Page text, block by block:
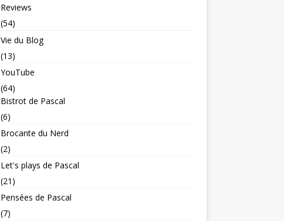
Reviews
(54)
Vie du Blog
(13)
YouTube
(64)
Bistrot de Pascal
(6)
Brocante du Nerd
(2)
Let's plays de Pascal
(21)
Pensées de Pascal
(7)